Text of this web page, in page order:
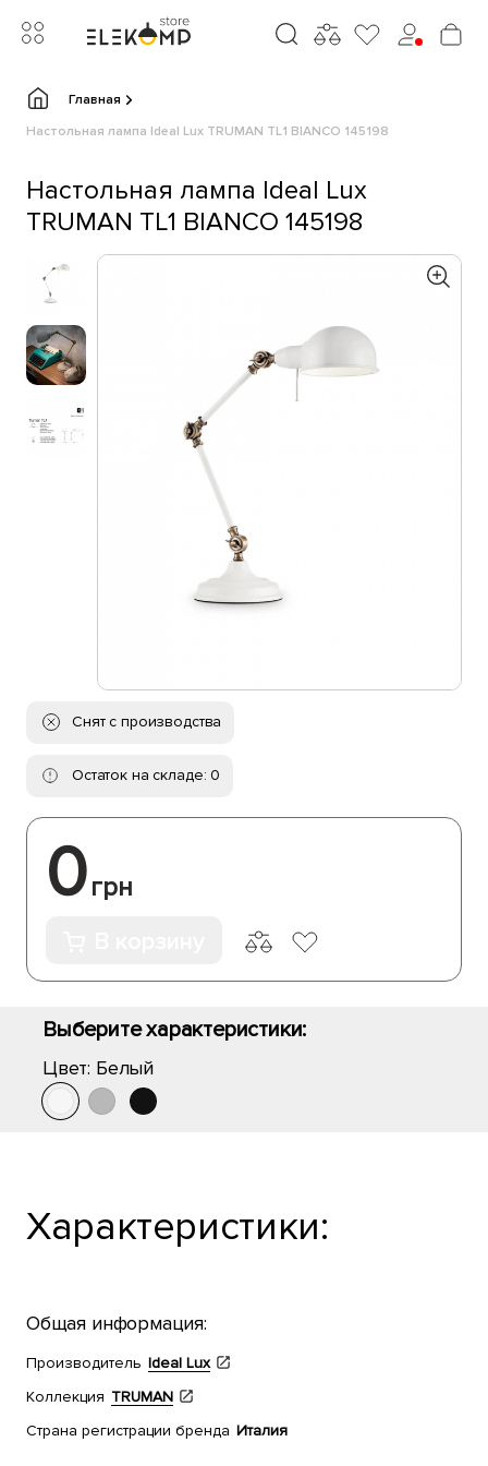
Главная
Настольная лампа Ideal Lux TRUMAN TL1 BIANCO 145198
Настольная лампа Ideal Lux
TRUMAN TL1 BIANCO 145198
Снят с производства
Остаток на складе: 0
0грн
Выберите характеристики:
Цвет: Белый
Характеристики:
Общая информация:
Производитель Ideal Lux
Коллекция TRUMAN
Страна регистрации бренда Италия